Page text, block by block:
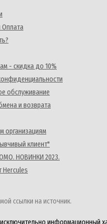
Оплата
- скидка до 10%
обслуживание
и возврата
организациям
клиент"
НОВИНКИ 2023.
Hercules
ссылки на источник.
информационный